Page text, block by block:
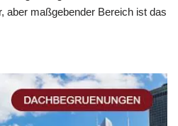
aber maßgebender Bereich ist das